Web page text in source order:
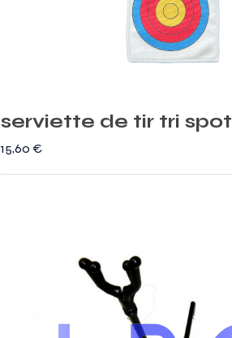
serviette de tir tri spot
15,60€